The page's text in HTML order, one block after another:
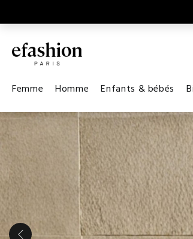
Femme Homme Enfants & bébés